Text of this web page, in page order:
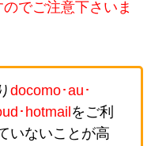
でご注意下さいま
docomo･au･
･hotmail をご利
いないことが高